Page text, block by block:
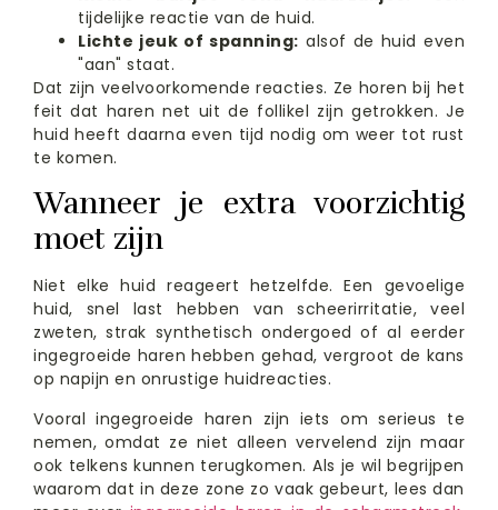
tijdelijke reactie van de huid.
Lichte jeuk of spanning: alsof de huid even
"aan" staat.
Dat zijn veelvoorkomende reacties. Ze horen bij het
feit dat haren net uit de follikel zijn getrokken. Je
huid heeft daarna even tijd nodig om weer tot rust
te komen.
Wanneer je extra voorzichtig
moet zijn
Niet elke huid reageert hetzelfde. Een gevoelige
huid, snel last hebben van scheerirritatie, veel
zweten, strak synthetisch ondergoed of al eerder
ingegroeide haren hebben gehad, vergroot de kans
op napijn en onrustige huidreacties.
Vooral ingegroeide haren zijn iets om serieus te
nemen, omdat ze niet alleen vervelend zijn maar
ook telkens kunnen terugkomen. Als je wil begrijpen
waarom dat in deze zone zo vaak gebeurt, lees dan